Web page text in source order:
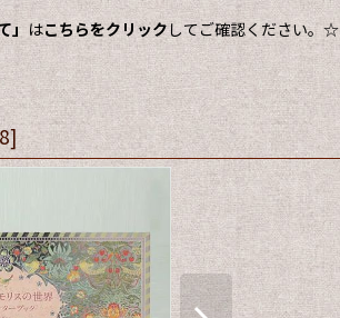
」 はこちらをクリックしてご確認ください。☆
]